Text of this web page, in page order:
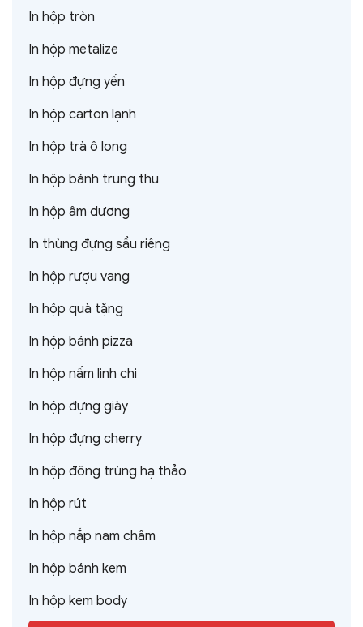
In hộp tròn
In hộp metalize
In hộp đựng yến
In hộp carton lạnh
In hộp trà ô long
In hộp bánh trung thu
In hộp âm dương
In thùng đựng sầu riêng
In hộp rượu vang
In hộp quà tặng
In hộp bánh pizza
In hộp nấm linh chi
In hộp đựng giày
In hộp đựng cherry
In hộp đông trùng hạ thảo
In hộp rút
In hộp nắp nam châm
In hộp bánh kem
In hộp kem body